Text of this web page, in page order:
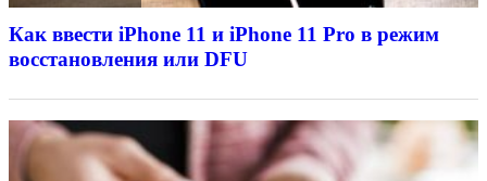
Как ввести iPhone 11 и iPhone 11 Pro в режим
восстановления или DFU